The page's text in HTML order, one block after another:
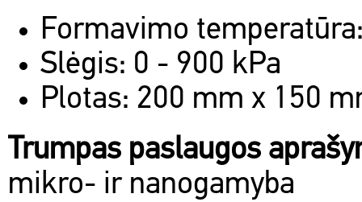
Formavimo
Slėgis: 0 - 900 kPa
Plotas: 200 mm x 150
Trumpas paslaugos
mikro- ir nanogamyba